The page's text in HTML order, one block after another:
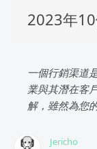
2023年
一個行銷渠道
業與其潛在客
解，雖然為您
Jericho